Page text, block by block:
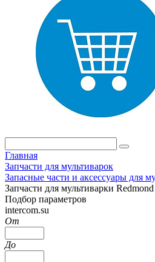
Главная
Запчасти для мультиварок
Запасные части и аксессуары для
Запчасти для мультиварки
Подбор параметров
intercom.su
От
До